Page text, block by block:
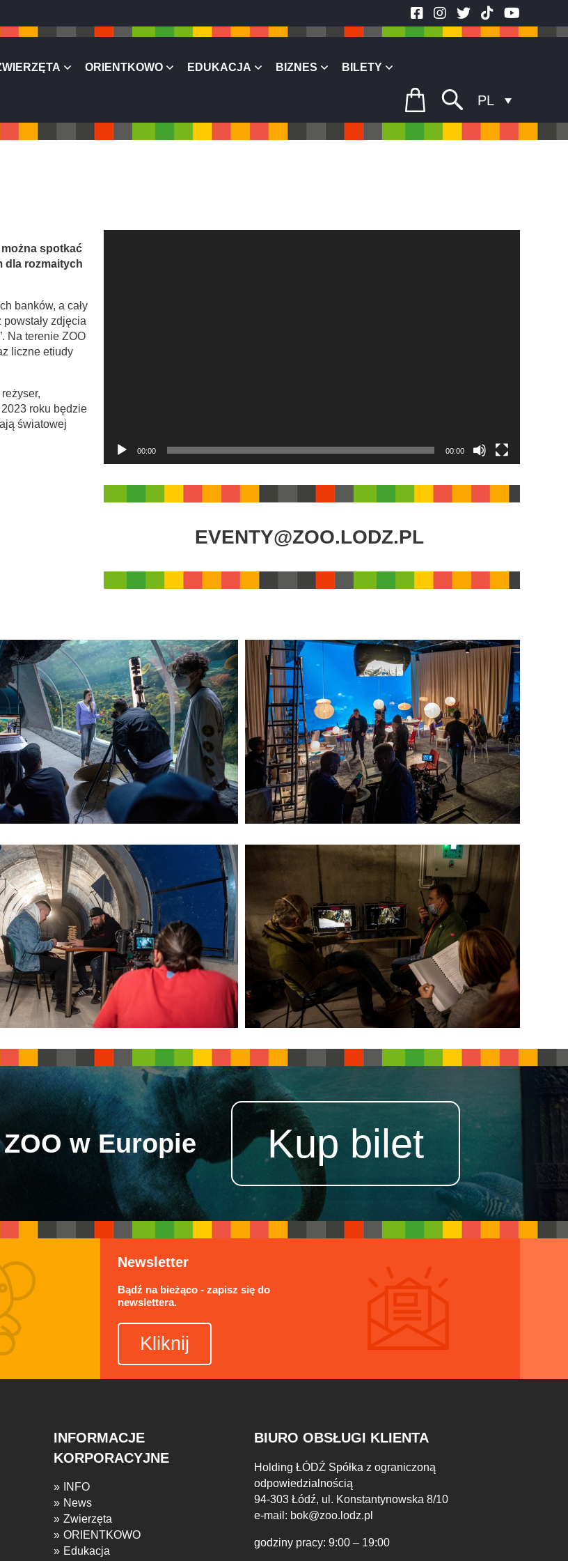
ORIENTKOWO EDUKACJA BIZNES BILETY
PL
można spotkać
dla rozmaitych
banków, a cały
zdjęcia
Na terenie ZOO
liczne etiudy
roku będzie
światowej
00:00 00:00
EVENTY@ZOO.LODZ.PL
w Europie Kup bilet
Newsletter
Bądź na bieżąco - zapisz się do
newslettera.
Kliknij
INFORMACJE
KORPORACYJNE
INFO
News
Zwierzęta
ORIENTKOWO
Edukacja
BIURO OBSŁUGI KLIENTA
Holding ŁÓDŹ Spółka z ograniczoną
odpowiedzialnością
94-303 Łódź, ul. Konstantynowska 8/10
e-mail: bok@zoo.lodz.pl
godziny pracy: 9:00 – 19:00